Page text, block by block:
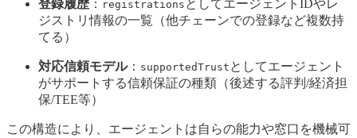
登録履歴 ： registrations としてエージェントIDやレ
ジストリ情報の一覧（他チェーンでの登録など複数持
てる）
対応信頼モデル： supportedTrust としてエージェント
がサポートする信頼保証の種類（後述する評判/経済担
保/TEE等）
この構造により、エージェントは自らの能力や窓口を機械可